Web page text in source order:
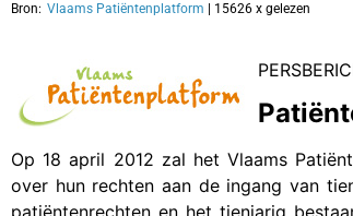
Bron: Vlaams Patiëntenplatform | 15626 x gelezen
Op 18 april 2012 zal het Vlaams
over hun rechten aan de ingang van